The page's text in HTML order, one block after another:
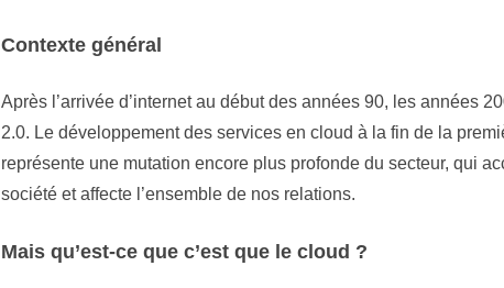
Contexte général
Après l’arrivée d’internet au début des années 90, les années
2.0. Le développement des services en cloud à la fin de la
représente une mutation encore plus profonde du secteur, qui
société et affecte l’ensemble de nos relations.
Mais qu’est-ce que c’est que le cloud ?